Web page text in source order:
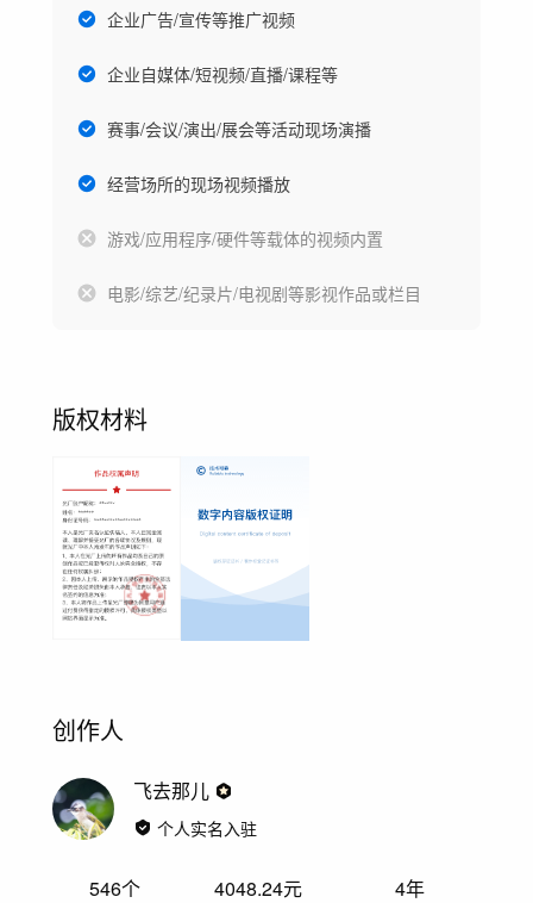
企业广告/宣传等推广视频
企业自媒体/短视频/直播/课程等
赛事/会议/演出/展会等活动现场演播
经营场所的现场视频播放
游戏/应用程序/硬件等载体的视频内置
电影/综艺/纪录片/电视剧等影视作品或栏目
版权材料
创作人
飞去那儿
个人实名入驻
546个 4048.24元 4年